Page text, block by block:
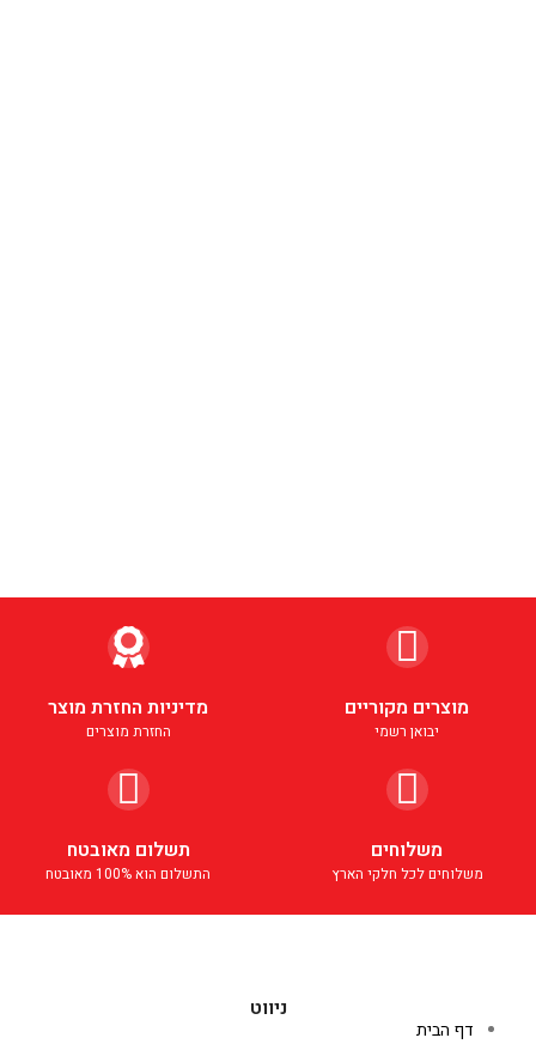
מוצרים מקוריים
יבואן רשמי
מדיניות החזרת מוצר
החזרת מוצרים
משלוחים
משלוחים לכל חלקי הארץ
תשלום מאובטח
התשלום הוא 100% מאובטח
ניווט
דף הבית